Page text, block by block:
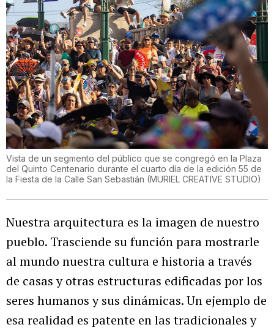
Vista de un segmento del público que se congregó en la Plaza
del Quinto Centenario durante el cuarto día de la edición 55 de
la Fiesta de la Calle San Sebastián (MURIEL CREATIVE STUDIO)
Nuestra arquitectura es la imagen de nuestro
pueblo. Trasciende su función para mostrarle
al mundo nuestra cultura e historia a través
de casas y otras estructuras edificadas por los
seres humanos y sus dinámicas. Un ejemplo de
esa realidad es patente en las tradicionales y